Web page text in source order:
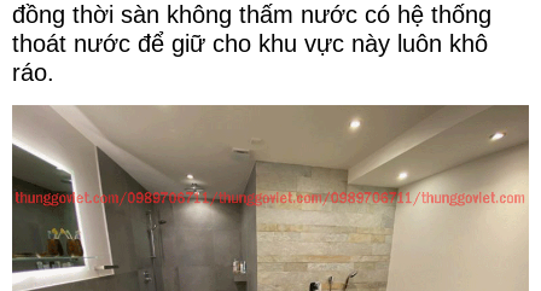
đồng thời sàn không thấm nước có hệ thống
thoát nước để giữ cho khu vực này luôn khô
ráo.